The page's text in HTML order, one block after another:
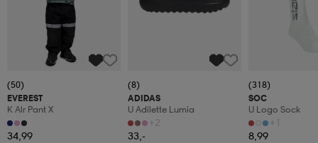
(50)
EVEREST
K Alr Pant X
34,99
(8)
ADIDAS
U Adilette Lumia
+2
33,-
(318)
SOC
U Logo Sock
+1
8,99